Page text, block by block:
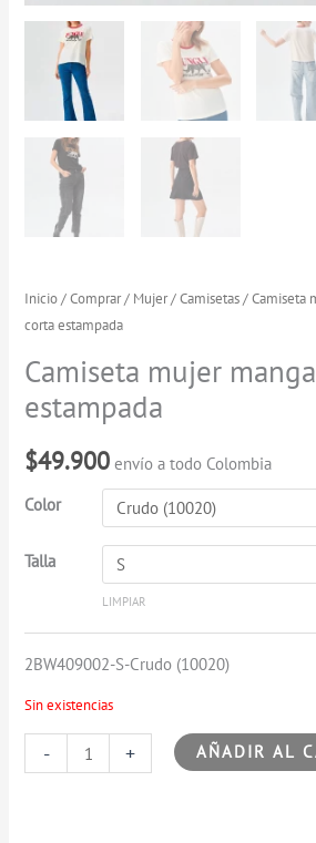
Inicio/Comprar/ Mujer/Camisetas/ Camiseta
corta estampada
Camiseta mujer
estampada
$49.900 envío a todo Colombia
Color
Talla
LIMPIAR
2BW409002-S-Crudo (10020)
Sin existencias
-
Camiseta
mujer
manga
corta
estampada
cantidad
+ AÑADIR AL